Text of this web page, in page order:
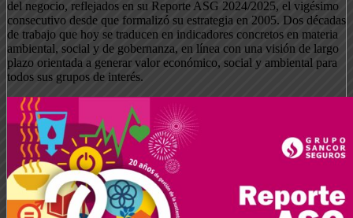
del negocio, reflejados en su Reporte ASG 2024/2025, el vigésimo
consecutivo desde que formalizó su estrategia en 2005. Dos décadas
de trabajo que hoy se traducen en indicadores concretos en materia
ambiental, social y de gobernanza, en línea con una visión de largo
plazo orientada a generar valor económico, social y ambiental para
todos sus grupos de interés.